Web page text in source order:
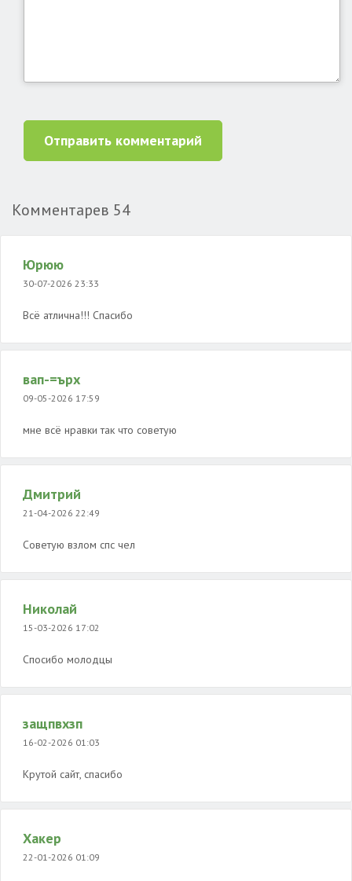
Отправить комментарий
Комментарев 54
Юрюю
30-07-2026 23:33
Всё атлична!!! Спасибо
вап-=ърх
09-05-2026 17:59
мне всё нравки так что советую
Дмитрий
21-04-2026 22:49
Советую взлом спс чел
Николай
15-03-2026 17:02
Спосибо молодцы
защпвхзп
16-02-2026 01:03
Крутой сайт, спасибо
Хакер
22-01-2026 01:09